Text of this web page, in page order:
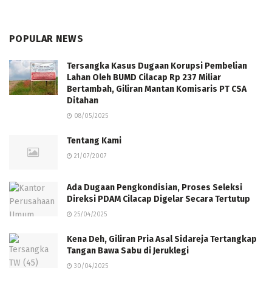
POPULAR NEWS
Tersangka Kasus Dugaan Korupsi Pembelian
Lahan Oleh BUMD Cilacap Rp 237 Miliar
Bertambah, Giliran Mantan Komisaris PT CSA
Ditahan
08/05/2025
Tentang Kami
21/07/2007
Ada Dugaan Pengkondisian, Proses Seleksi
Direksi PDAM Cilacap Digelar Secara Tertutup
25/04/2025
Kena Deh, Giliran Pria Asal Sidareja Tertangkap
Tangan Bawa Sabu di Jeruklegi
30/04/2025